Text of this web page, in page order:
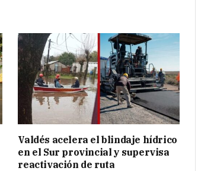
Valdés acelera el blindaje hídrico
en el Sur provincial y supervisa
reactivación de ruta